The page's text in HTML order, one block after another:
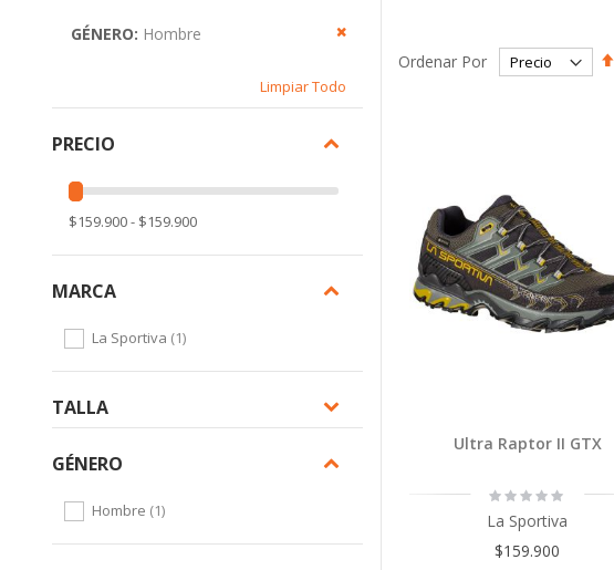
Ordenar Por
Ultra Raptor II GTX
Rating:
0%
La Sportiva
$159.900
GÉNERO Hombre Remover Este Producto
Limpiar Todo
PRECIO
$159.900 - $159.900
MARCA
La Sportiva 1item
TALLA
GÉNERO
Hombre 1item